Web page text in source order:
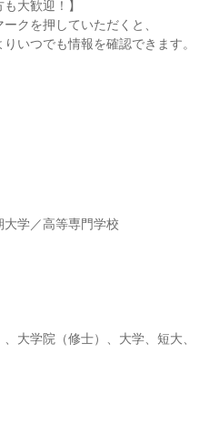
大歓迎！】
クを押していただくと、
いつでも情報を確認できます。
学／高等専門学校
大学院（修士）、大学、短大、